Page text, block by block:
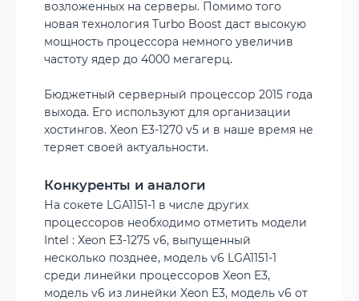
возложенных на серверы. Помимо того
новая технология Turbo Boost даст высокую
мощность процессора немного увеличив
частоту ядер до 4000 мегагерц.
Бюджетный серверный процессор 2015 года
выхода. Его используют для организации
хостингов. Xeon E3-1270 v5 и в наше время не
теряет своей актуальности.
Конкуренты и аналоги
На сокете LGA1151-1 в числе других
процессоров необходимо отметить модели
Intel : Xeon E3-1275 v6, выпущенный
несколько позднее, модель v6 LGA1151-1
среди линейки процессоров Xeon E3,
модель v6 из линейки Xeon E3, модель v6 от